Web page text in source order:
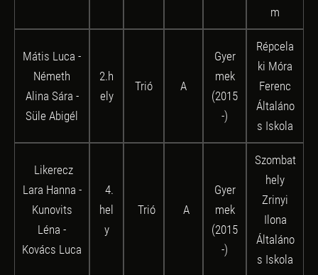
m
Mátis Luca -
Németh
Alina Sára -
Süle Abigél
2.h
ely
Trió A
Gyer
mek
(2015
-)
Répcela
ki Móra
Ferenc
Általáno
s Iskola
Likerecz
Lara Hanna -
Kunovits
Léna -
Kovács Luca
4.
hel
y
Trió A
Gyer
mek
(2015
-)
Szombat
hely
Zrinyi
Ilona
Általáno
s Iskola